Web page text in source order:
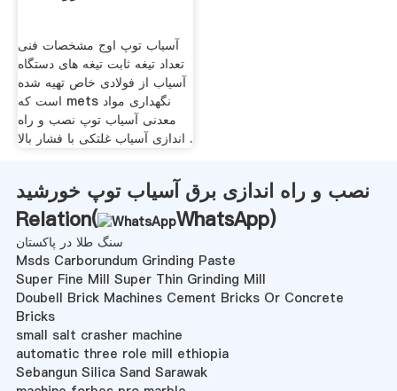
آسیاب توپ اوج مشخصات فنی
تعداد تیغه ثابت تیغه های دستگاه
آسیاب از فولادی خاص تهیه شده
است که mets نگهداری مواد
معدنی آسیاب توپ نصب و راه
اندازی آسیاب غلتکی با فشار بالا .
نصب و راه اندازی برق آسیاب توپ خورشید
Relation(
WhatsApp)
سنگ طلا در پاکستان
Msds Carborundum Grinding Paste
Super Fine Mill Super Thin Grinding Mill
Doubell Brick Machines Cement Bricks Or Concrete
Bricks
small salt crasher machine
automatic three role mill ethiopia
Sebangun Silica Sand Sarawak